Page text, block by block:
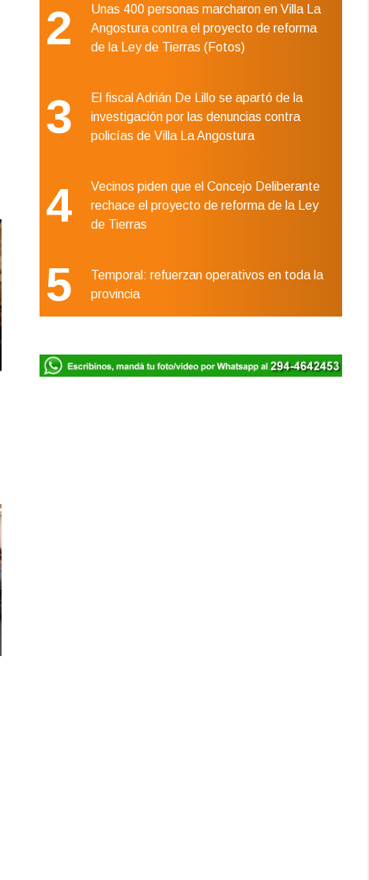
2
Unas 400 personas marcharon en Villa La
Angostura contra el proyecto de reforma
de la Ley de Tierras (Fotos)
3
El fiscal Adrián De Lillo se apartó de la
investigación por las denuncias contra
policías de Villa La Angostura
4
Vecinos piden que el Concejo Deliberante
rechace el proyecto de reforma de la Ley
de Tierras
5
Temporal: refuerzan operativos en toda la
provincia